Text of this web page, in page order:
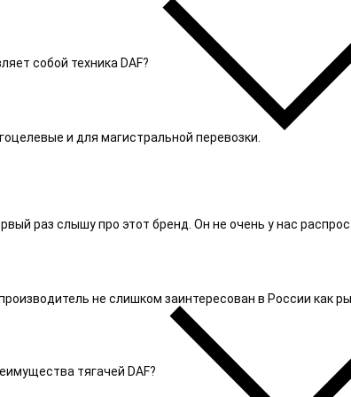
собой техника DAF?
и для магистральной перевозки.
раз слышу про этот бренд. Он не очень у нас
не слишком заинтересован в России как
тягачей DAF?